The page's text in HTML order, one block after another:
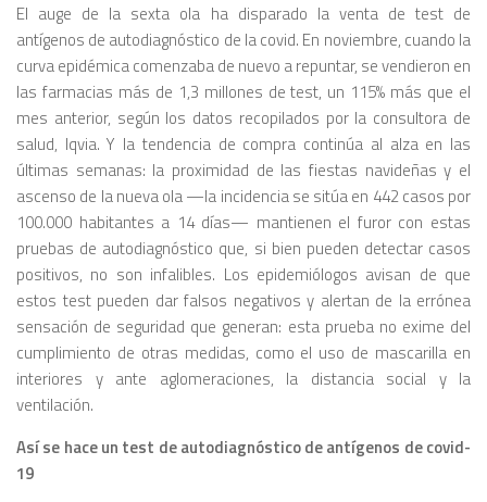
El auge de la sexta ola ha disparado la venta de test de
antígenos de autodiagnóstico de la covid. En noviembre, cuando la
curva epidémica comenzaba de nuevo a repuntar, se vendieron en
las farmacias más de 1,3 millones de test, un 115% más que el
mes anterior, según los datos recopilados por la consultora de
salud, Iqvia. Y la tendencia de compra continúa al alza en las
últimas semanas: la proximidad de las fiestas navideñas y el
ascenso de la nueva ola —la incidencia se sitúa en 442 casos por
100.000 habitantes a 14 días— mantienen el furor con estas
pruebas de autodiagnóstico que, si bien pueden detectar casos
positivos, no son infalibles. Los epidemiólogos avisan de que
estos test pueden dar falsos negativos y alertan de la errónea
sensación de seguridad que generan: esta prueba no exime del
cumplimiento de otras medidas, como el uso de mascarilla en
interiores y ante aglomeraciones, la distancia social y la
ventilación.
Así se hace un test de autodiagnóstico de antígenos de covid-
19